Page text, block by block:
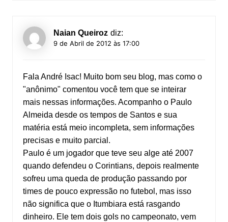
Naian Queiroz diz:
9 de Abril de 2012 às 17:00
Fala André Isac! Muito bom seu blog, mas como o
"anônimo" comentou você tem que se inteirar
mais nessas informações. Acompanho o Paulo
Almeida desde os tempos de Santos e sua
matéria está meio incompleta, sem informações
precisas e muito parcial.
Paulo é um jogador que teve seu alge até 2007
quando defendeu o Corintians, depois realmente
sofreu uma queda de produção passando por
times de pouco expressão no futebol, mas isso
não significa que o Itumbiara está rasgando
dinheiro. Ele tem dois gols no campeonato, vem